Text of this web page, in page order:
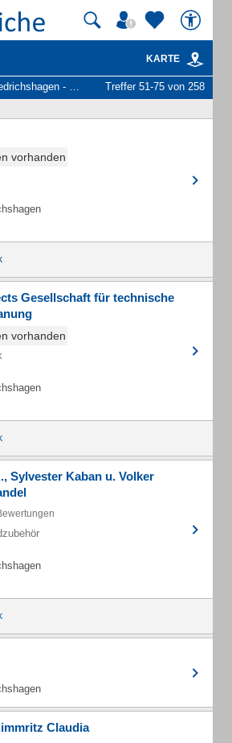
KARTE
- Unternehmen und Personen Treffer 51-75 von 258
vorhanden
Gesellschaft für technische
vorhanden
Sylvester Kaban u. Volker
Claudia